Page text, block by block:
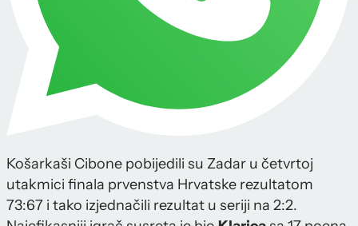
Košarkaši Cibone pobijedili su Zadar u četvrtoj
utakmici finala prvenstva Hrvatske rezultatom
73:67 i tako izjednačili rezultat u seriji na 2:2.